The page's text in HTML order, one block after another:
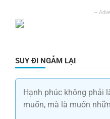
SUY ĐI NGẪM LẠI
Hạnh phúc không phải
muốn, mà là muốn